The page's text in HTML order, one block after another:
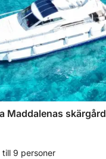
Maddalenas skärgård
till 9 personer